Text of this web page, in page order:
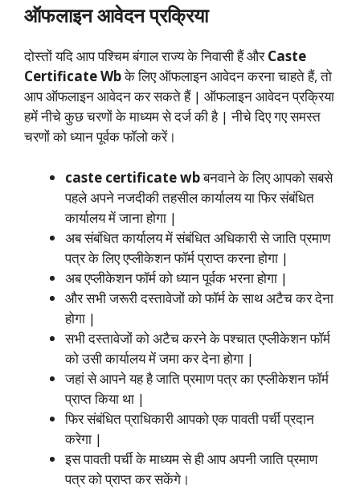
ऑफलाइन आवेदन प्रक्रिया
दोस्तों यदि आप पश्चिम बंगाल राज्य के निवासी हैं औरCaste
Certificate Wbके लिए ऑफलाइन आवेदन करना चाहते हैं, तो
आप ऑफलाइन आवेदन कर सकते हैं | ऑफलाइन आवेदन प्रक्रिया
हमें नीचे कुछ चरणों के माध्यम से दर्ज की है | नीचे दिए गए समस्त
चरणों को ध्यान पूर्वक फॉलो करें।
caste certificate wbबनवाने के लिए आपको सबसे
पहले अपने नजदीकी तहसील कार्यालय या फिर संबंधित
कार्यालय में जाना होगा |
अब संबंधित कार्यालय में संबंधित अधिकारी से जाति प्रमाण
पत्र के लिए एप्लीकेशन फॉर्म प्राप्त करना होगा |
अब एप्लीकेशन फॉर्म को ध्यान पूर्वक भरना होगा |
और सभी जरूरी दस्तावेजों को फॉर्म के साथ अटैच कर देना
होगा |
सभी दस्तावेजों को अटैच करने के पश्चात एप्लीकेशन फॉर्म
को उसी कार्यालय में जमा कर देना होगा |
जहां से आपने यह है जाति प्रमाण पत्र का एप्लीकेशन फॉर्म
प्राप्त किया था |
फिर संबंधित प्राधिकारी आपको एक पावती पर्ची प्रदान
करेगा |
इस पावती पर्ची के माध्यम से ही आप अपनी जाति प्रमाण
पत्र को प्राप्त कर सकेंगे।